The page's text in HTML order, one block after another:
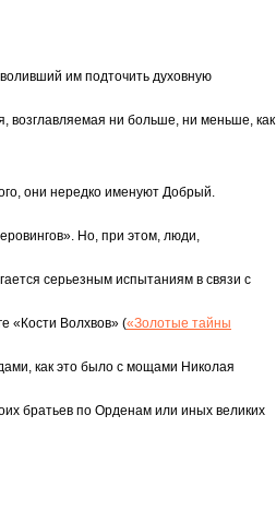
им подточить духовную
возглавляемая ни больше, ни меньше, как
они нередко именуют Добрый.
Но, при этом, люди,
серьезным испытаниям в связи с
«Кости Волхвов» («Золотые тайны
как это было с мощами Николая
братьев по Орденам или иных великих